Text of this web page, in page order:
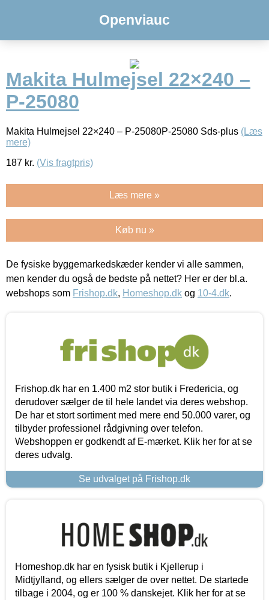
Openviauc
Makita Hulmejsel 22×240 –
P-25080
Makita Hulmejsel 22×240 – P-25080P-25080 Sds-plus (Læs
mere)
187 kr. (Vis fragtpris)
Læs mere »
Køb nu »
De fysiske byggemarkedskæder kender vi alle sammen,
men kender du også de bedste på nettet? Her er der bl.a.
webshops som Frishop.dk, Homeshop.dk og 10-4.dk.
Frishop.dk har en 1.400 m2 stor butik i Fredericia, og
derudover sælger de til hele landet via deres webshop.
De har et stort sortiment med mere end 50.000 varer, og
tilbyder professionel rådgivning over telefon.
Webshoppen er godkendt af E-mærket. Klik her for at se
deres udvalg.
Se udvalget på Frishop.dk
Homeshop.dk har en fysisk butik i Kjellerup i
Midtjylland, og ellers sælger de over nettet. De startede
tilbage i 2004, og er 100 % danskejet. Klik her for at se